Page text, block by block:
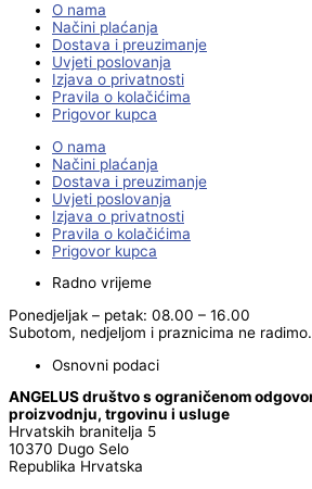
O nama
Načini plaćanja
Dostava i preuzimanje
Uvjeti poslovanja
Izjava o privatnosti
Pravila o kolačićima
Prigovor kupca
O nama
Načini plaćanja
Dostava i preuzimanje
Uvjeti poslovanja
Izjava o privatnosti
Pravila o kolačićima
Prigovor kupca
Radno vrijeme
Ponedjeljak – petak: 08.00 – 16.00
Subotom, nedjeljom i praznicima ne radimo.
Osnovni podaci
ANGELUS društvo s ograničenom
proizvodnju, trgovinu i usluge
Hrvatskih branitelja 5
10370 Dugo Selo
Republika Hrvatska